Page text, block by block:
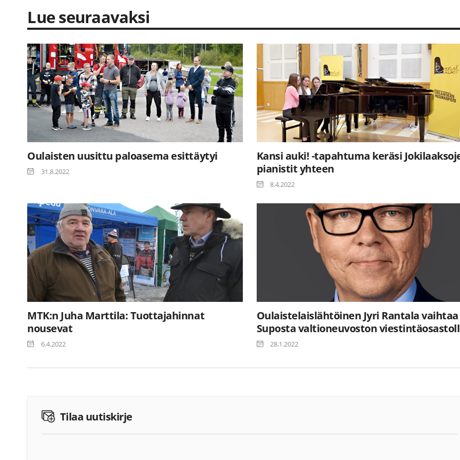
Lue seuraavaksi
Oulaisten uusittu paloasema esittäytyi
31.8.2022
Kansi auki! -tapahtuma keräsi
pianistit yhteen
8.4.2022
MTK:n Juha Marttila: Tuottajahinnat
nousevat
6.4.2022
Oulaistelaislähtöinen Jyri Rantala vaihtaa
Suposta valtioneuvoston
28.1.2022
Tilaa uutiskirje